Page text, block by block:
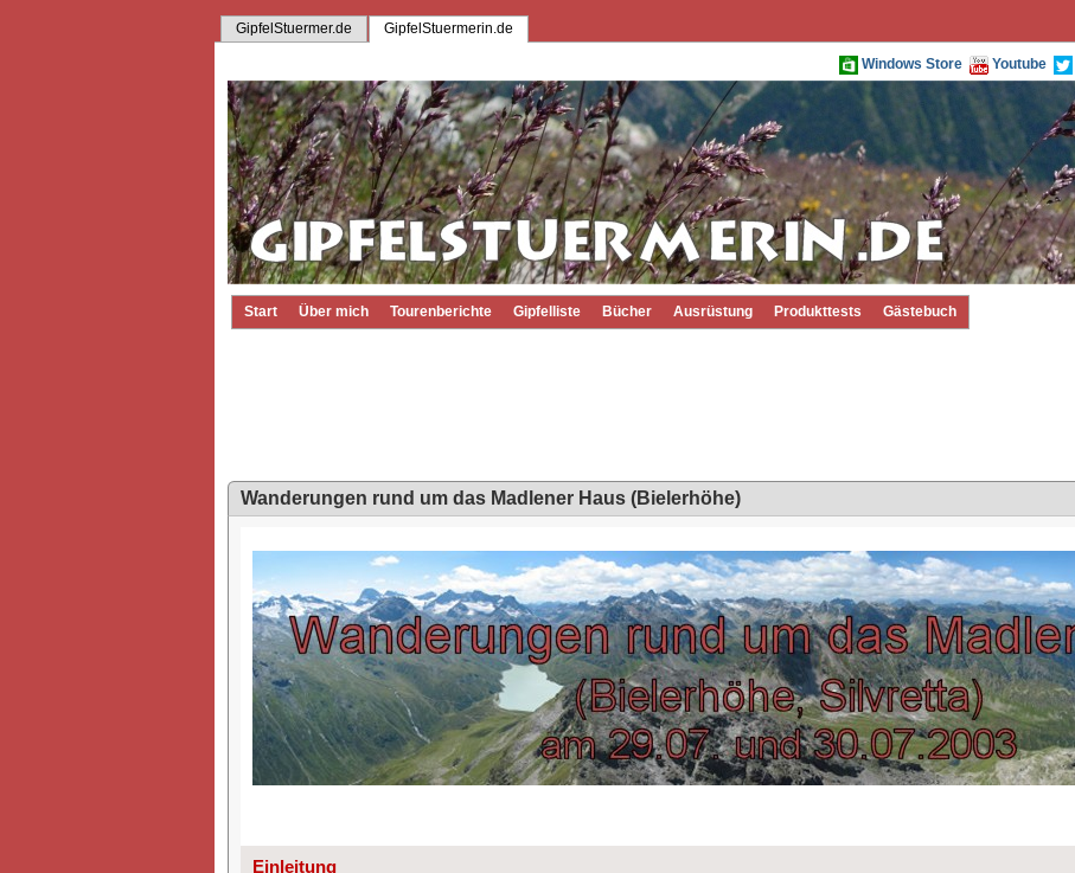
GipfelStuermer.de GipfelStuermerin.de
Windows Store Youtube
Start Über mich Tourenberichte Gipfelliste Bücher Ausrüstung Produkttests Gästebuch
Wanderungen rund um das Madlener Haus (Bielerhöhe)
Einleitung